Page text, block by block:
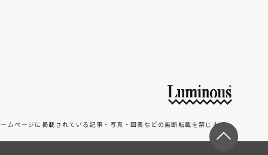
ムページに掲載されている記事・写真・図表などの無断転載を禁じます。